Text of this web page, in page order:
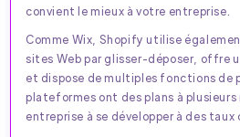
convient le mieux à votre entreprise.
Comme Wix, Shopify utilise
sites Web par glisser-déposer, offre
et dispose de multiples fonctions de
plateformes ont des plans à
entreprise à se développer à des taux